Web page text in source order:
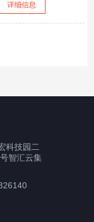
详细信息
科技园二
智汇云集